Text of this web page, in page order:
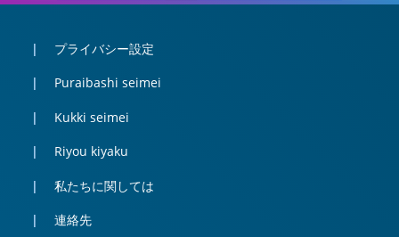
プライバシー設定
Puraibashi seimei
Kukki seimei
Riyou kiyaku
私たちに関しては
連絡先